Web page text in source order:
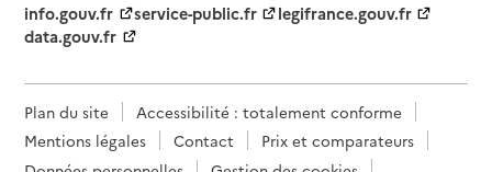
info.gouv.fr
service-public.fr
legifrance.gouv.fr
data.gouv.fr
Plan du site
Accessibilité : totalement conforme
Mentions légales
Contact
Prix et comparateurs